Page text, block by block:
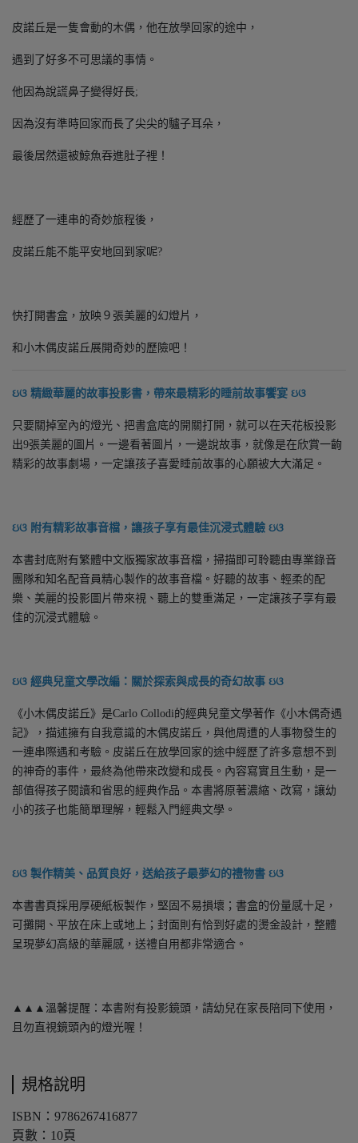
皮諾丘是一隻會動的木偶，他在放學回家的途中，
遇到了好多不可思議的事情。
他因為說謊鼻子變得好長;
因為沒有準時回家而長了尖尖的驢子耳朵，
最後居然還被鯨魚吞進肚子裡！
經歷了一連串的奇妙旅程後，
皮諾丘能不能平安地回到家呢?
快打開書盒，放映９張美麗的幻燈片，
和小木偶皮諾丘展開奇妙的歷險吧！
ઇଓ 精緻華麗的故事投影書，帶來最精彩的睡前故事饗宴 ઇଓ
只要關掉室內的燈光、把書盒底的開關打開，就可以在天花板投影
出9張美麗的圖片。一邊看著圖片，一邊說故事，就像是在欣賞一齣
精彩的故事劇場，一定讓孩子喜愛睡前故事的心願被大大滿足。
ઇଓ 附有精彩故事音檔，讓孩子享有最佳沉浸式體驗 ઇଓ
本書封底附有繁體中文版獨家故事音檔，掃描即可聆聽由專業錄音
團隊和知名配音員精心製作的故事音檔。好聽的故事、輕柔的配
樂、美麗的投影圖片帶來視、聽上的雙重滿足，一定讓孩子享有最
佳的沉浸式體驗。
ઇଓ 經典兒童文學改編：關於探索與成長的奇幻故事 ઇଓ
《小木偶皮諾丘》是Carlo Collodi的經典兒童文學著作《小木偶奇遇
記》，描述擁有自我意識的木偶皮諾丘，與他周遭的人事物發生的
一連串際遇和考驗。皮諾丘在放學回家的途中經歷了許多意想不到
的神奇的事件，最終為他帶來改變和成長。內容寫實且生動，是一
部值得孩子閱讀和省思的經典作品。本書將原著濃縮、改寫，讓幼
小的孩子也能簡單理解，輕鬆入門經典文學。
ઇଓ 製作精美、品質良好，送給孩子最夢幻的禮物書 ઇଓ
本書書頁採用厚硬紙板製作，堅固不易損壞；書盒的份量感十足，
可攤開、平放在床上或地上；封面則有恰到好處的燙金設計，整體
呈現夢幻高級的華麗感，送禮自用都非常適合。
▲▲▲溫馨提醒：本書附有投影鏡頭，請幼兒在家長陪同下使用，
且勿直視鏡頭內的燈光喔！
規格說明
ISBN：9786267416877
頁數：10頁